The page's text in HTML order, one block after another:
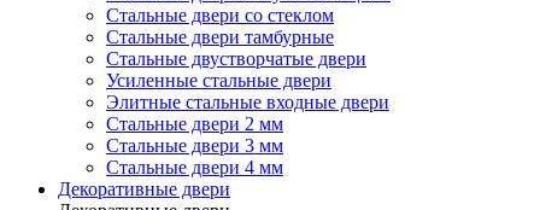
Стальные двери со стеклом
Стальные двери тамбурные
Стальные двустворчатые двери
Усиленные стальные двери
Элитные стальные входные двери
Стальные двери 2 мм
Стальные двери 3 мм
Стальные двери 4 мм
Декоративные двери